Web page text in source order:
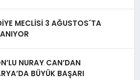
MECLİSİ 3 AĞUSTOS´TA
NURAY CAN’DAN
BÜYÜK BAŞARI